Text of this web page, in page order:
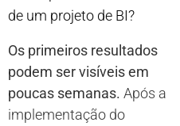
de um projeto de BI?
Os primeiros resultados
podem ser visíveis em
poucas semanas. Após a
implementação do